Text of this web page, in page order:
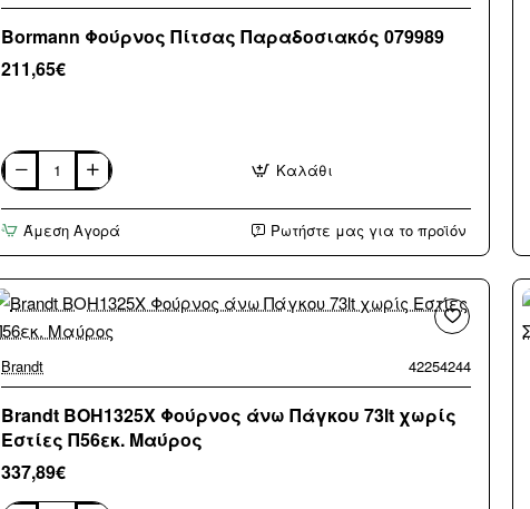
Bormann Φούρνος Πίτσας Παραδοσιακός 079989
211,65€
Bormann
Φούρνος
Πίτσας
Παραδοσιακός
Καλάθι
Άμεση Αγορά Ρωτήστε μας για το προϊόν
Brandt 42254244
Brandt BOH1325X Φούρνος άνω Πάγκου 73lt χωρίς
Εστίες Π56εκ. Μαύρος
337,89€